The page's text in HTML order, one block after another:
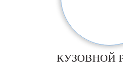
КУЗОВНОЙ